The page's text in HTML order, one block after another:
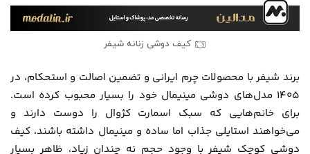
کیف دوشی زنانه شیفر
برند شیفر با محصولات چرم ایرانی و تضمین اصالت و استحکام، در
1405 مدل‌های دوشی مینیمال خود را بسیار محبوب کرده است.
برای خانم‌هایی که سبک اسمارت کژوال را دوست دارند و
می‌خواهند استایلی جذاب اما ساده و مینیمال داشته باشند، کیف
دوشی کوچک شیفر با وجود حجم نه چندان زیاد، ظاهر بسیار